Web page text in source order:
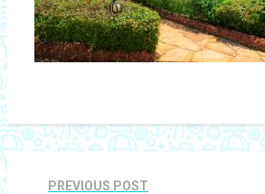
PREVIOUS POST